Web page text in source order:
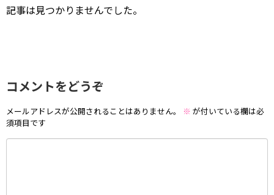
記事は見つかりませんでした。
コメントをどうぞ
メールアドレスが公開されることはありません。 ※ が付いている欄は必
須項目です